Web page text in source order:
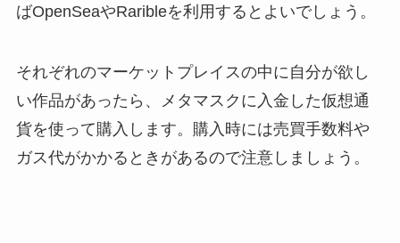
ばOpenSeaやRaribleを利用するとよいでしょう。
それぞれのマーケットプレイスの中に自分が欲し
い作品があったら、メタマスクに入金した仮想通
貨を使って購入します。購入時には売買手数料や
ガス代がかかるときがあるので注意しましょう。